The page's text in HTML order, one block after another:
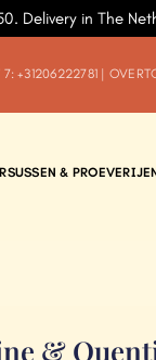
Delivery in The
7: +31206222781 |
&
&